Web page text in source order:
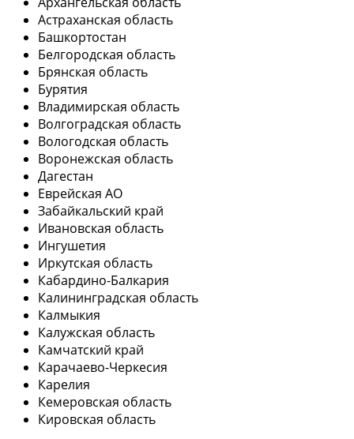
Астраханская область
Башкортостан
Белгородская область
Брянская область
Бурятия
Владимирская область
Волгоградская область
Вологодская область
Воронежская область
Дагестан
Еврейская АО
Забайкальский край
Ивановская область
Ингушетия
Иркутская область
Кабардино-Балкария
Калининградская область
Калмыкия
Калужская область
Камчатский край
Карачаево-Черкесия
Карелия
Кемеровская область
Кировская область